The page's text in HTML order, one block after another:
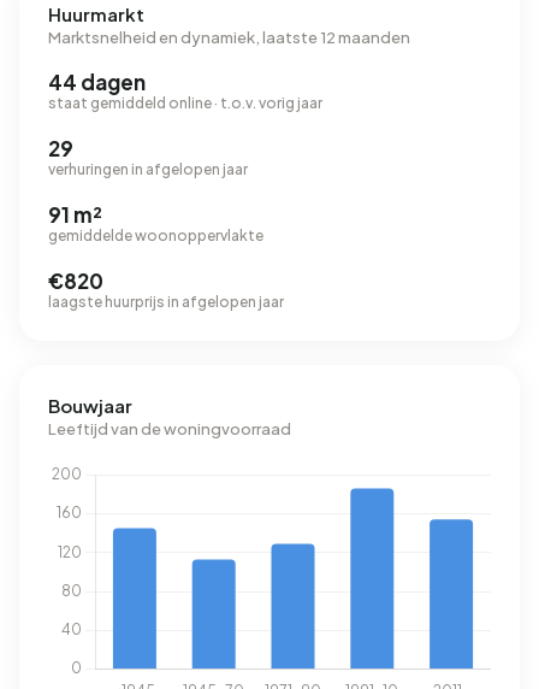
Huurmarkt
Marktsnelheid en dynamiek, laatste 12 maanden
44 dagen
staat gemiddeld online · t.o.v. vorig jaar
29
verhuringen in afgelopen jaar
91 m²
gemiddelde woonoppervlakte
€820
laagste huurprijs in afgelopen jaar
Bouwjaar
Leeftijd van de woningvoorraad